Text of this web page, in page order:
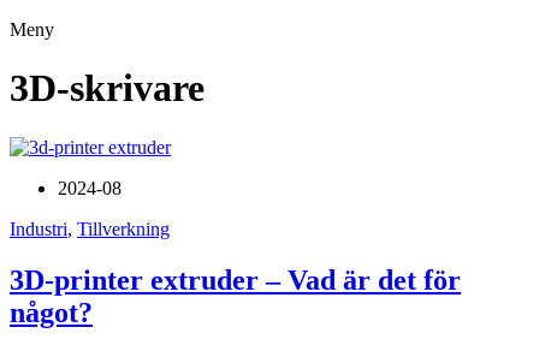
Meny
3D-skrivare
2024-08
Industri, Tillverkning
3D-printer extruder – Vad är det för
något?